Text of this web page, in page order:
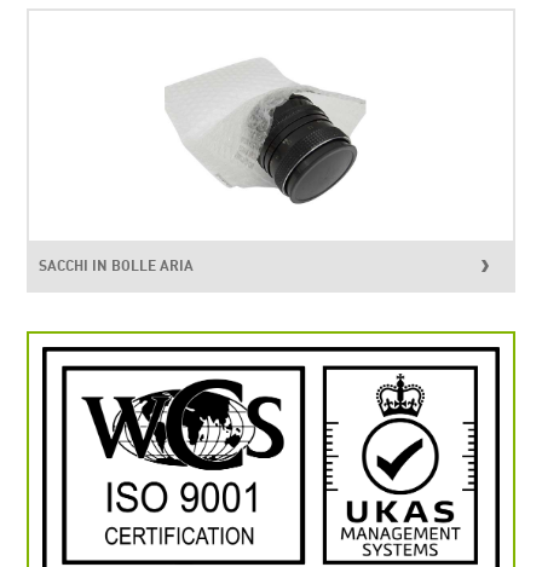
SACCHI IN BOLLE ARIA